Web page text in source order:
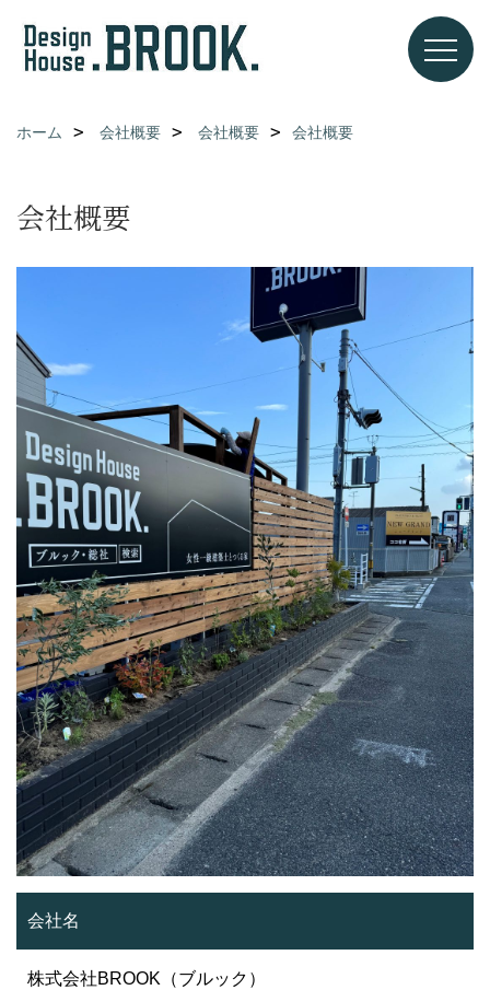
ホーム 会社概要 会社概要 会社概要
会社概要
会社名
株式会社BROOK（ブルック）